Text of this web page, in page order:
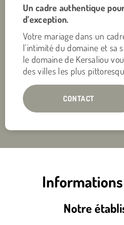
Un cadre authentique
d’exception.
Votre mariage dans un
l’intimité du domaine et sa
le domaine de Kersaliou
des villes les plus
CONTACT
Notre